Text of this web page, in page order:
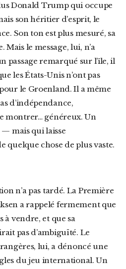
son héritier d’esprit, le
Son ton est plus mesuré, sa
le message, lui, n’a
passage remarqué sur l’île, il
les États-Unis n’ont pas
le Groenland. Il a même
d’indépendance,
montrer… généreux. Un
— mais qui laisse
quelque chose de plus vaste.
a rappelé fermement que
à vendre, et que sa
pas d’ambiguïté. Le
lui, a dénoncé une
du jeu international. Un